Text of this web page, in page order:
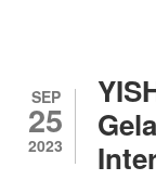
SEP
25
2023